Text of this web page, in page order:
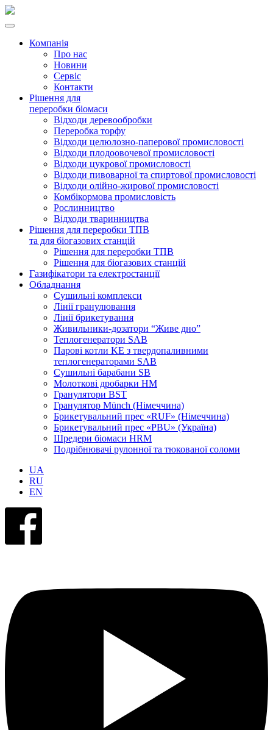
Компанія
Про нас
Новини
Сервіс
Контакти
Рішення для
переробки біомаси
Відходи деревообробки
Переробка торфу
Відходи целюлозно-паперової промисловості
Відходи плодоовочевої промисловості
Відходи цукрової промисловості
Відходи пивоварної та спиртової промисловості
Відходи олійно-жирової промисловості
Комбікормова промисловість
Рослинництво
Відходи тваринництва
Рішення для переробки ТПВ
та для біогазових станцій
Рішення для переробки ТПВ
Рішення для біогазових станцій
Газифікатори та електростанції
Обладнання
Сушильні комплекси
Лінії гранулювання
Лінії брикетування
Живильники-дозатори “Живе дно”
Теплогенератори SAB
Парові котли KE з твердопаливними
теплогенераторами SAB
Сушильні барабани SB
Молоткові дробарки HM
Гранулятори BST
Гранулятор Münch (Німеччина)
Брикетувальний прес «RUF» (Німеччина)
Брикетувальний прес «PBU» (Україна)
Шредери біомаси HRM
Подрібнювачі рулонної та тюкованої соломи
UA
RU
EN